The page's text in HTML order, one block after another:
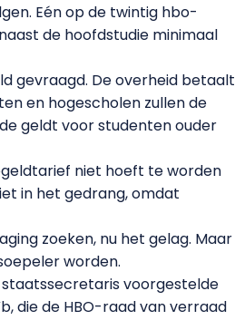
Eén op de twintig hbo-
de hoofdstudie minimaal
gevraagd. De overheid betaalt
en hogescholen zullen de
geldt voor studenten ouder
niet hoeft te worden
in het gedrang, omdat
zoeken, nu het gelag. Maar
worden.
staatssecretaris voorgestelde
die de HBO-raad van verraad